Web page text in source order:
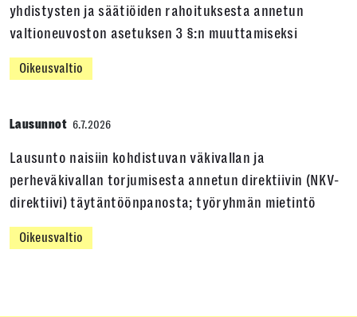
yhdistysten ja säätiöiden rahoituksesta annetun
valtioneuvoston asetuksen 3 §:n muuttamiseksi
Oikeusvaltio
Lausunnot 6.7.2026
Lausunto naisiin kohdistuvan väkivallan ja
perheväkivallan torjumisesta annetun direktiivin (NKV-
direktiivi) täytäntöönpanosta; työryhmän mietintö
Oikeusvaltio